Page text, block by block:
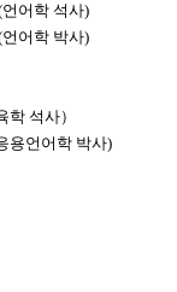
어학 석사)
어학 박사)
석사）
용언어학 박사)